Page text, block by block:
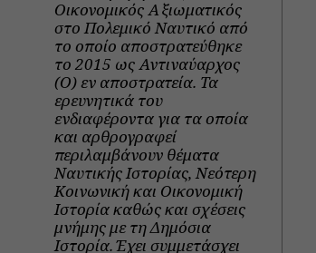
Οικονομικός Αξιωματικός
στο Πολεμικό Ναυτικό από
το οποίο αποστρατεύθηκε
το 2015 ως Αντιναύαρχος
(Ο) εν αποστρατεία. Τα
ερευνητικά του
ενδιαφέροντα για τα οποία
και αρθρογραφεί
περιλαμβάνουν θέματα
Ναυτικής Ιστορίας, Νεότερη
Κοινωνική και Οικονομική
Ιστορία καθώς και σχέσεις
μνήμης με τη Δημόσια
Ιστορία. Έχει συμμετάσχει